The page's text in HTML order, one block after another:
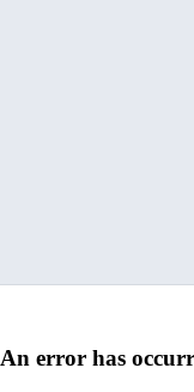
error has